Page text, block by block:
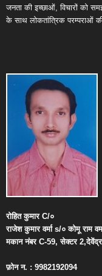
जनता की इच्छाओं, विचारों को
के साथ लोकतांत्रिक परम्पराओं की
रोहित कुमारC/०
राजेश कुमार वर्माs/० कोमू राम
मकान नंबरC-59,सेक्टर2,देवेंद्र
फ़ोन न. : 9982192094